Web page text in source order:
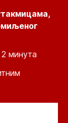
2 минута